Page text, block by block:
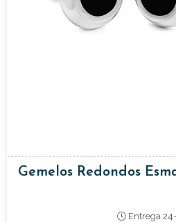
Gemelos Redondos
Entrega